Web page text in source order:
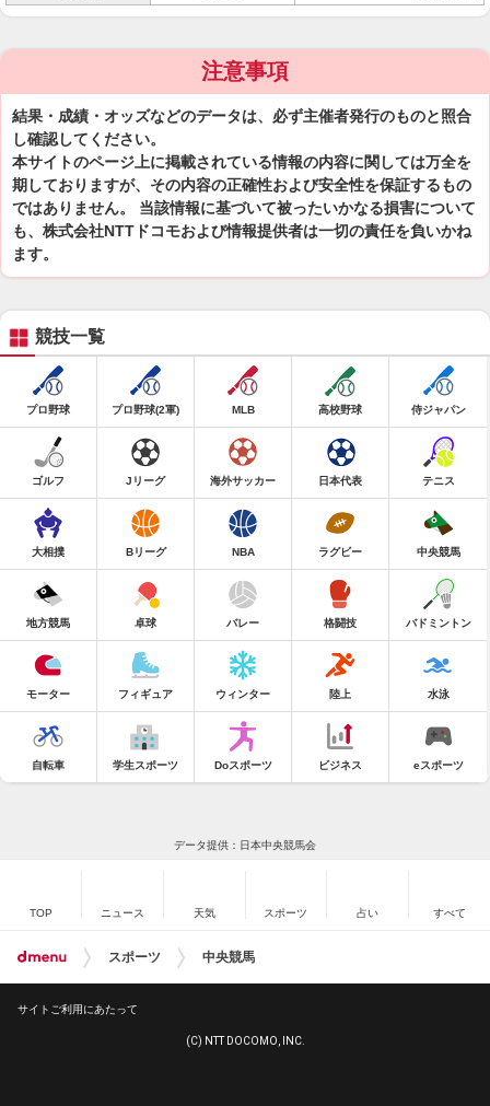
注意事項
結果・成績・オッズなどのデータは、必ず主催者発行のものと照合
し確認してください。
本サイトのページ上に掲載されている情報の内容に関しては万全を
期しておりますが、その内容の正確性および安全性を保証するもの
ではありません。 当該情報に基づいて被ったいかなる損害について
も、株式会社NTTドコモおよび情報提供者は一切の責任を負いかね
ます。
競技一覧
プロ野球 プロ野球(2軍) MLB 高校野球 侍ジャパン
ゴルフ Jリーグ 海外サッカー 日本代表 テニス
大相撲 Bリーグ NBA ラグビー 中央競馬
地方競馬 卓球 バレー 格闘技 バドミントン
モーター フィギュア ウィンター 陸上 水泳
自転車 学生スポーツ Doスポーツ ビジネス eスポーツ
データ提供：日本中央競馬会
TOP ニュース 天気 スポーツ 占い すべて
スポーツ 中央競馬
サイトご利用にあたって
(C) NTT DOCOMO, INC.